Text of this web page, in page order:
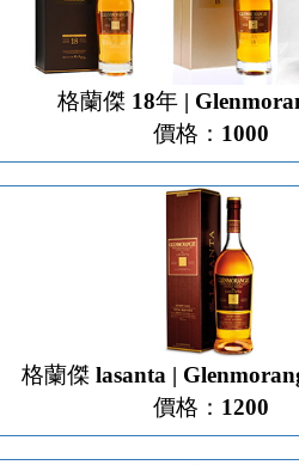
格蘭傑 18年 |
價格：1000
格蘭傑 lasanta |
價格：1200